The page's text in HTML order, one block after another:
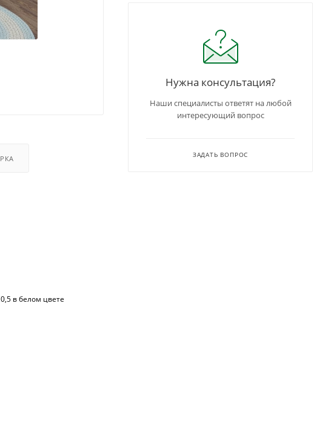
в белом цвете
Нужна консультация?
Наши специалисты ответят на любой
интересующий вопрос
ЗАДАТЬ ВОПРОС